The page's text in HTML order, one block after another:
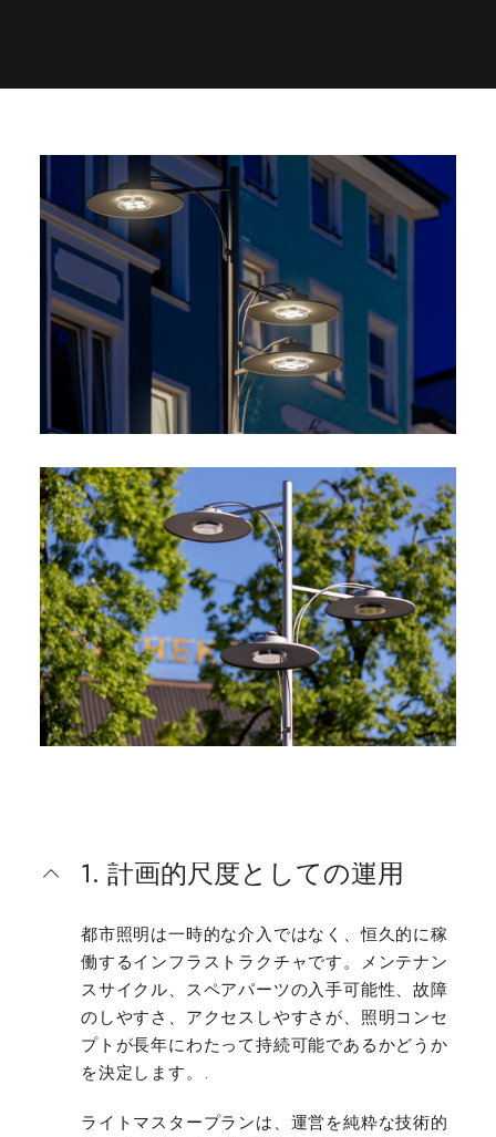
1. 計画的尺度としての運用
都市照明は一時的な介入ではなく、恒久的に稼
働するインフラストラクチャです。メンテナン
スサイクル、スペアパーツの入手可能性、故障
のしやすさ、アクセスしやすさが、照明コンセ
プトが長年にわたって持続可能であるかどうか
を決定します。.
ライトマスタープランは、運営を純粋な技術的